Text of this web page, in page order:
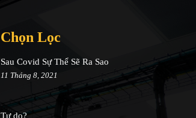
Chọn Lọc
Sau Covid Sự Thể Sẽ Ra Sao
11 Tháng 8, 2021
Tự do?